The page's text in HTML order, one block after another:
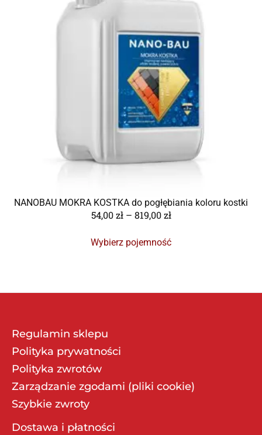
NANOBAU MOKRA KOSTKA do pogłębiania koloru kostki
54,00zł – 819,00zł
Wybierz pojemność
Regulamin sklepu
Polityka prywatności
Polityka zwrotów
Zarządzanie zgodami (pliki cookie)
Szybkie zwroty
Dostawa i płatności